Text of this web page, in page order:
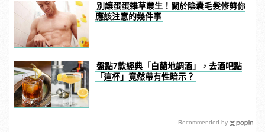
別讓蛋蛋雜草叢生！關於陰囊毛髮修剪你
應該注意的幾件事
盤點7款經典「白蘭地調酒」，去酒吧點
「這杯」竟然帶有性暗示？
Recommended by